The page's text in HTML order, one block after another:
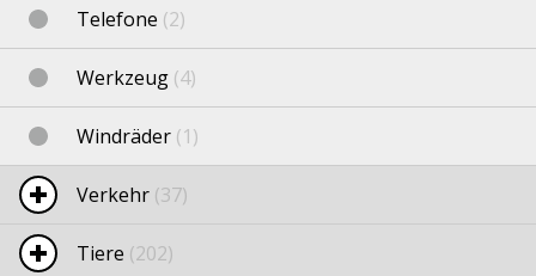
Telefone (2)
Werkzeug (4)
Windräder (1)
Verkehr (37)
Tiere (202)